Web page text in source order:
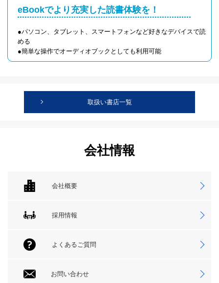
eBookでより充実した読書体験を！
●パソコン、タブレット、スマートフォンなど好きなデバイスで読
める
●簡単な操作でオーディオブックとしても利用可能
取扱い書店一覧
会社情報
会社概要
採用情報
よくあるご質問
お問い合わせ